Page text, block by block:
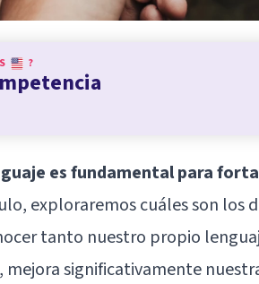
?
es fundamental para
exploraremos cuáles son los
tanto nuestro propio
significativamente